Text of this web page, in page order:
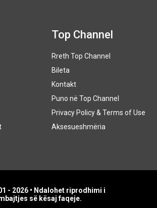
Top Channel
Rreth Top Channel
Bileta
Kontakt
Puno në Top Channel
Privacy Policy & Terms of Use
Aksesueshmëria
- 2026 • Ndalohet riprodhimi i
së kësaj faqeje.